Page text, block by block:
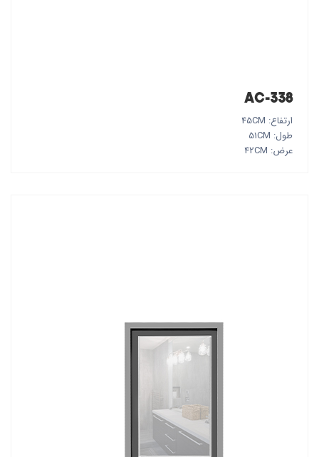
AC-338
ارتفاع: 45CM
طول: 51CM
عرض: 42CM